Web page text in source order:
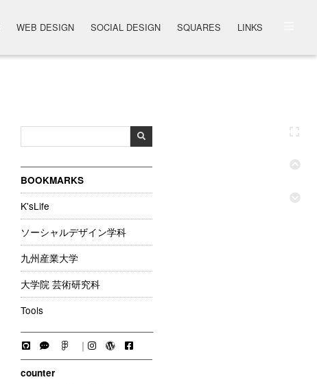
WEB DESIGN SOCIAL DESIGN SQUARES LINKS
BOOKMARKS
K'sLife
ソーシャルデザイン学科
九州産業大学
大学院 芸術研究科
Tools
｜
counter